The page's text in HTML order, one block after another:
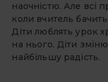
наочністю. Але всі
коли вчитель бачить
Діти люблять урок
на нього. Діти
найбільшу радість.